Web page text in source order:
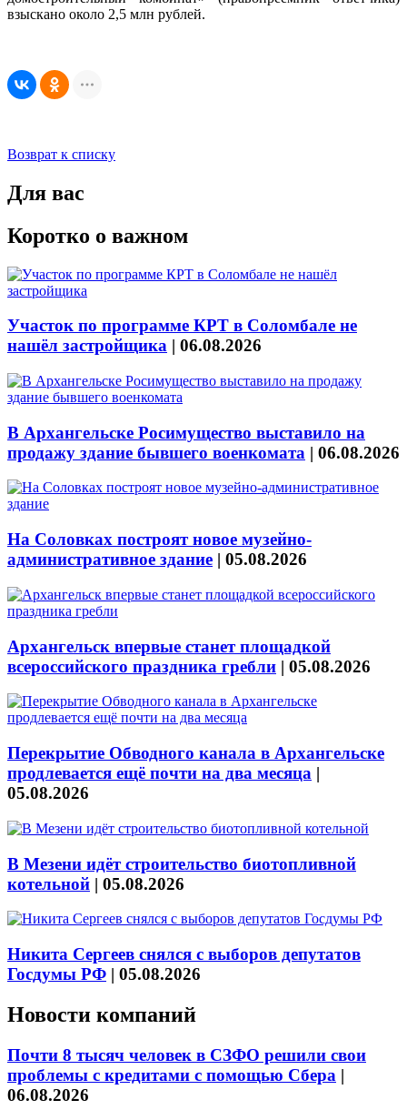
взыскано около 2,5 млн рублей.
Возврат к списку
Для вас
Коротко о важном
Участок по программе КРТ в Соломбале не
нашёл застройщика | 06.08.2026
В Архангельске Росимущество выставило на
продажу здание бывшего военкомата | 06.08.2026
На Соловках построят новое музейно-
административное здание | 05.08.2026
Архангельск впервые станет площадкой
всероссийского праздника гребли | 05.08.2026
Перекрытие Обводного канала в Архангельске
продлевается ещё почти на два месяца |
05.08.2026
В Мезени идёт строительство биотопливной
котельной | 05.08.2026
Никита Сергеев снялся с выборов депутатов
Госдумы РФ | 05.08.2026
Новости компаний
Почти 8 тысяч человек в СЗФО решили свои
проблемы с кредитами с помощью Сбера |
06.08.2026